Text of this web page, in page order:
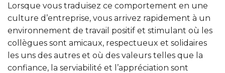
Lorsque vous traduisez ce comportement en une
culture d’entreprise, vous arrivez rapidement à un
environnement de travail positif et stimulant où les
collègues sont amicaux, respectueux et solidaires
les uns des autres et où des valeurs telles que la
confiance, la serviabilité et l’appréciation sont